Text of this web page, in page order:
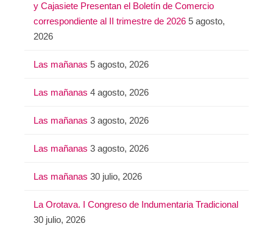
y Cajasiete Presentan el Boletín de Comercio
correspondiente al II trimestre de 2026 5 agosto,
2026
Las mañanas 5 agosto, 2026
Las mañanas 4 agosto, 2026
Las mañanas 3 agosto, 2026
Las mañanas 3 agosto, 2026
Las mañanas 30 julio, 2026
La Orotava. I Congreso de Indumentaria Tradicional
30 julio, 2026